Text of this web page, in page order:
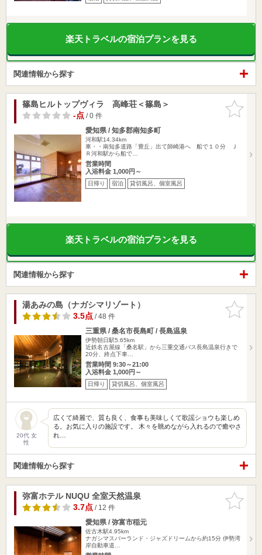
楽天トラベルの宿泊プランを見る
関連情報から探す
お気に入
りに追加
篠島ヒルトップヴィラ 高峰荘＜篠島＞
-点/ 0 件
愛知県 / 知多郡南知多町
河和駅14.34km
車・・南知多道路「豊丘」出て師崎港へ 船で１０分 Ｊ
Ｒ河和駅から船で…
営業時間
入浴料金 1,000円～
日帰り 宿泊 貸切風呂、個室風呂
楽天トラベルの宿泊プランを見る
関連情報から探す
お気に入
りに追加
湯あみの島（ナガシマリゾート）
3.5点/ 48 件
三重県 / 桑名市長島町 / 長島温泉
伊勢朝日駅5.65km
近鉄名古屋線「桑名駅」から三重交通バス長島温泉行きで
20分、終点下車…
営業時間 9:30～21:00
入浴料金 1,000円～
日帰り 貸切風呂、個室風呂
20代 女
性
広くて綺麗で、質も良く、食事も美味しくて歌謡ショウも楽しめ
る。お気に入りの施設です。 木々を眺めながら入れるので癒やさ
れ…
関連情報から探す
お気に入
りに追加
弥富ホテル NUQU 全室天然温泉
3.7点/ 12 件
愛知県 / 弥富市稲元
佐古木駅4.95km
ナガシマスパーランド・ジャズドリームから約15分 伊勢湾
岸自動車道…